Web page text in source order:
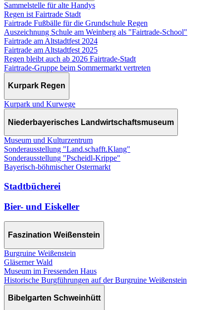
Sammelstelle für alte Handys
Regen ist Fairtrade Stadt
Fairtrade Fußbälle für die Grundschule Regen
Auszeichnung Schule am Weinberg als "Fairtrade-School"
Fairtrade am Altstadtfest 2024
Fairtrade am Altstadtfest 2025
Regen bleibt auch ab 2026 Fairtrade-Stadt
Fairtrade-Gruppe beim Sommermarkt vertreten
Kurpark Regen
Kurpark und Kurwege
Niederbayerisches Landwirtschaftsmuseum
Museum und Kulturzentrum
Sonderausstellung "Land.schafft.Klang"
Sonderausstellung "Pscheidl-Krippe"
Bayerisch-böhmischer Ostermarkt
Stadtbücherei
Bier- und Eiskeller
Faszination Weißenstein
Burgruine Weißenstein
Gläserner Wald
Museum im Fressenden Haus
Historische Burgführungen auf der Burgruine Weißenstein
Bibelgarten Schweinhütt